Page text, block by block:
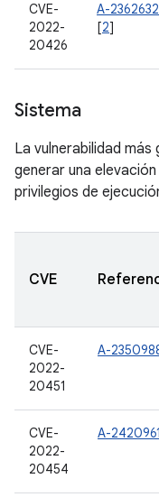
CVE-
2022-
20426
A-
[2]
Sistema
La vulnerabilidad
generar una
privilegios de
CVE
CVE-
2022-
20451
A-
CVE-
2022-
20454
A-